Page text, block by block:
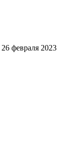
26 февраля 2023